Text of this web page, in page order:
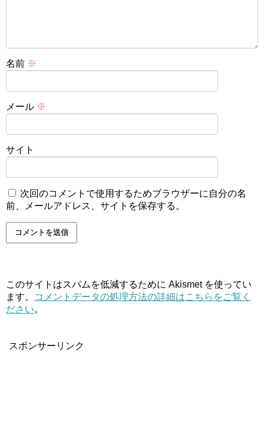
名前 ※
メール ※
サイト
次回のコメントで使用するためブラウザーに自分の名
前、メールアドレス、サイトを保存する。
このサイトはスパムを低減するために Akismet を使ってい
ます。
コメントデータの処理方法の詳細はこちらをご覧く
ださい。
スポンサーリンク